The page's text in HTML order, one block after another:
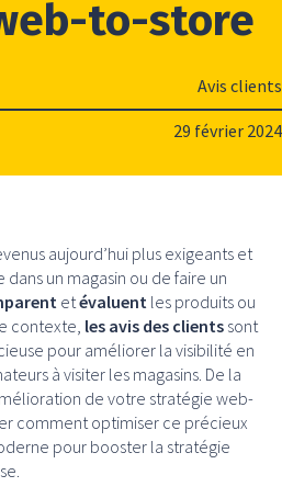
to-store
Avis clients
29 février 2024
aujourd’hui plus exigeants et
un magasin ou de faire un
etévaluent les produits ou
contexte, les avis des clients sont
pour améliorer la visibilité en
à visiter les magasins. De la
de votre stratégie web-
comment optimiser ce précieux
pour booster la stratégie